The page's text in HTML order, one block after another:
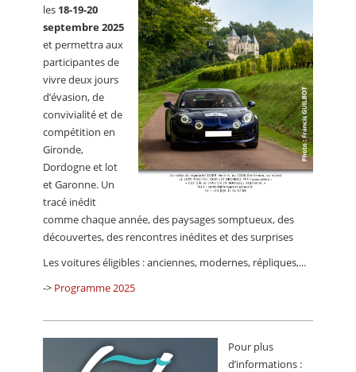
FOCUS
VIDEO
ANNUAIRES
PETITES ANNONCES
les 18-19-20
septembre 2025
et permettra aux
participantes de
vivre deux jours
d’évasion, de
convivialité et de
compétition en
Gironde,
Dordogne et lot
et Garonne. Un
tracé inédit
comme chaque année, des paysages somptueux, des
découvertes, des rencontres inédites et des surprises
Les voitures éligibles : anciennes, modernes, répliques,...
-> Programme 2025
Pour plus
d’informations :